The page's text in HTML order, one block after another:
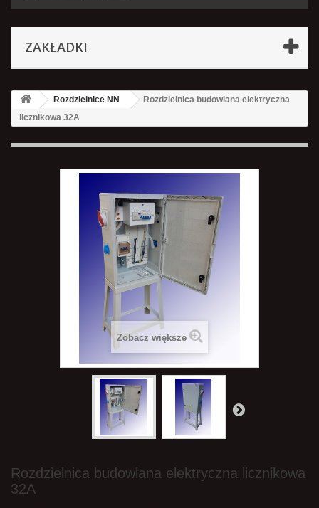
ZAKŁADKI
Rozdzielnice NN
Rozdzielnica budowlana elektryczna
licznikowa 32A
Zobacz większe
Rozdzielnica budowlana elektryczna licznikowa
32A